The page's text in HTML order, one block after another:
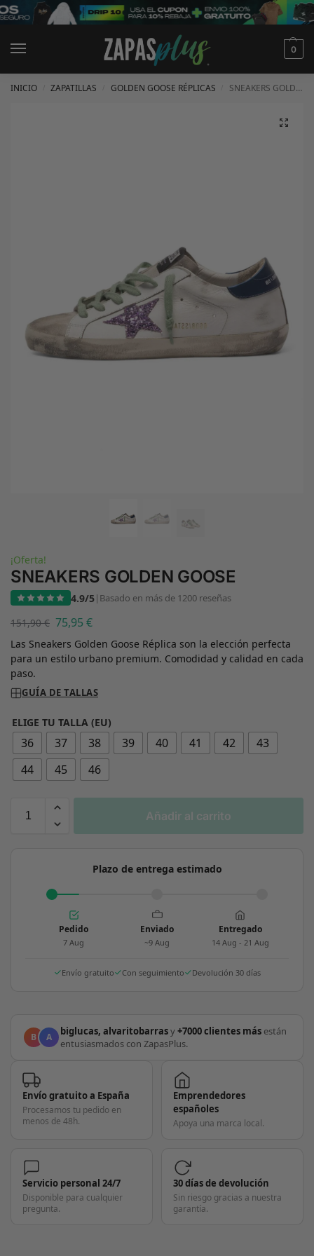
0
INICIO ZAPATILLAS GOLDEN GOOSE RÉPLICAS SNEAKERS GOLDEN GOOSE
¡Oferta!
SNEAKERS GOLDEN GOOSE
4.9/5| Basado en más de 1200 reseñas
151,90€ 75,95 €
Las Sneakers Golden Goose Réplica son la elección perfecta
para un estilo urbano premium. Comodidad y calidad en cada
paso.
GUÍA DE TALLAS
ELIGE TU TALLA (EU)
36 37 38 39 40 41 42
43
44
45 46
Añadir al carrito
Plazo de entrega estimado
Pedido
7 Aug
Enviado
~9 Aug
Entregado
14 Aug - 21 Aug
Envío gratuito Con seguimiento Devolución 30 días
B A biglucas, alvaritobarrasy+7000 clientes más están
entusiasmados con ZapasPlus.
Envío gratuito a España
Procesamos tu pedido en
menos de 48h.
Emprendedores
españoles
Apoya una marca local.
Servicio personal 24/7
Disponible para cualquier
pregunta.
30 días de devolución
Sin riesgo gracias a nuestra
garantía.